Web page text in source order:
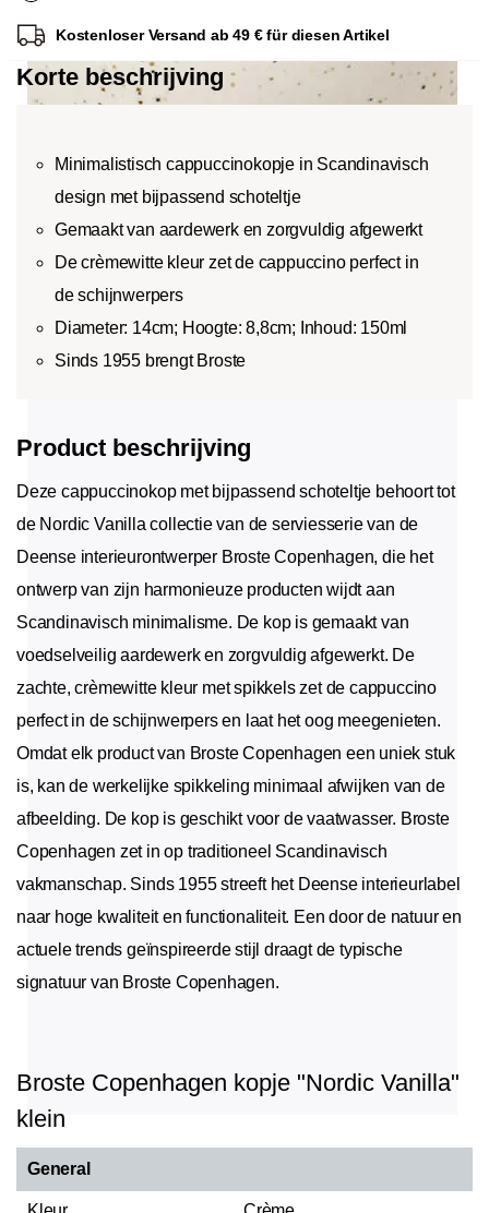
Kostenloser Versand ab 49 € für diesen Artikel
Korte beschrijving
Minimalistisch cappuccinokopje in Scandinavisch
design met bijpassend schoteltje
Gemaakt van aardewerk en zorgvuldig afgewerkt
De crèmewitte kleur zet de cappuccino perfect in
de schijnwerpers
Diameter: 14cm; Hoogte: 8,8cm; Inhoud: 150ml
Sinds 1955 brengt Broste
Product beschrijving
Deze cappuccinokop met bijpassend schoteltje behoort tot
de Nordic Vanilla collectie van de serviesserie van de
Deense interieurontwerper Broste Copenhagen, die het
ontwerp van zijn harmonieuze producten wijdt aan
Scandinavisch minimalisme. De kop is gemaakt van
voedselveilig aardewerk en zorgvuldig afgewerkt. De
zachte, crèmewitte kleur met spikkels zet de cappuccino
perfect in de schijnwerpers en laat het oog meegenieten.
Omdat elk product van Broste Copenhagen een uniek stuk
is, kan de werkelijke spikkeling minimaal afwijken van de
afbeelding. De kop is geschikt voor de vaatwasser. Broste
Copenhagen zet in op traditioneel Scandinavisch
vakmanschap. Sinds 1955 streeft het Deense interieurlabel
naar hoge kwaliteit en functionaliteit. Een door de natuur en
actuele trends geïnspireerde stijl draagt de typische
signatuur van Broste Copenhagen.
Broste Copenhagen kopje "Nordic Vanilla"
klein
General